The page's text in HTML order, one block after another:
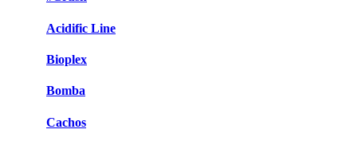
Acidific Line
Bioplex
Bomba
Cachos